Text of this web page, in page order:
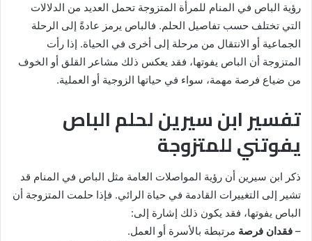
رؤية الباص في المنام للمرأة المتزوجة تحمل العديد من الدلالات
التي تختلف حسب تفاصيل الحلم. فالباص يرمز عادةً إلى الرحلة
الجماعية أو الانتقال من مرحلة إلى أخرى في الحياة. إذا رأت
المتزوجة أن الباص يفوتها، فقد يعكس ذلك مشاعر القلق أو الخوف
من ضياع فرصة مهمة، سواء في حياتها الزوجية أو العملية.
تفسير ابن سيرين لحلم الباص
يفوتني للمتزوجة
ذكر ابن سيرين أن رؤية المواصلات العامة مثل الباص في المنام قد
تشير إلى التغييرات القادمة في حياة الرائي. فإذا حلمت المتزوجة أن
الباص يفوتها، فقد يكون ذلك إشارة إلى:
– فقدان فرصة مرتبطة بالأسرة أو العمل.